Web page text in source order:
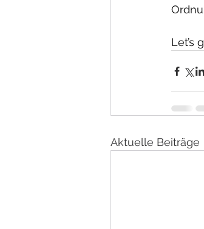
Let’s
Aktuelle Beiträge